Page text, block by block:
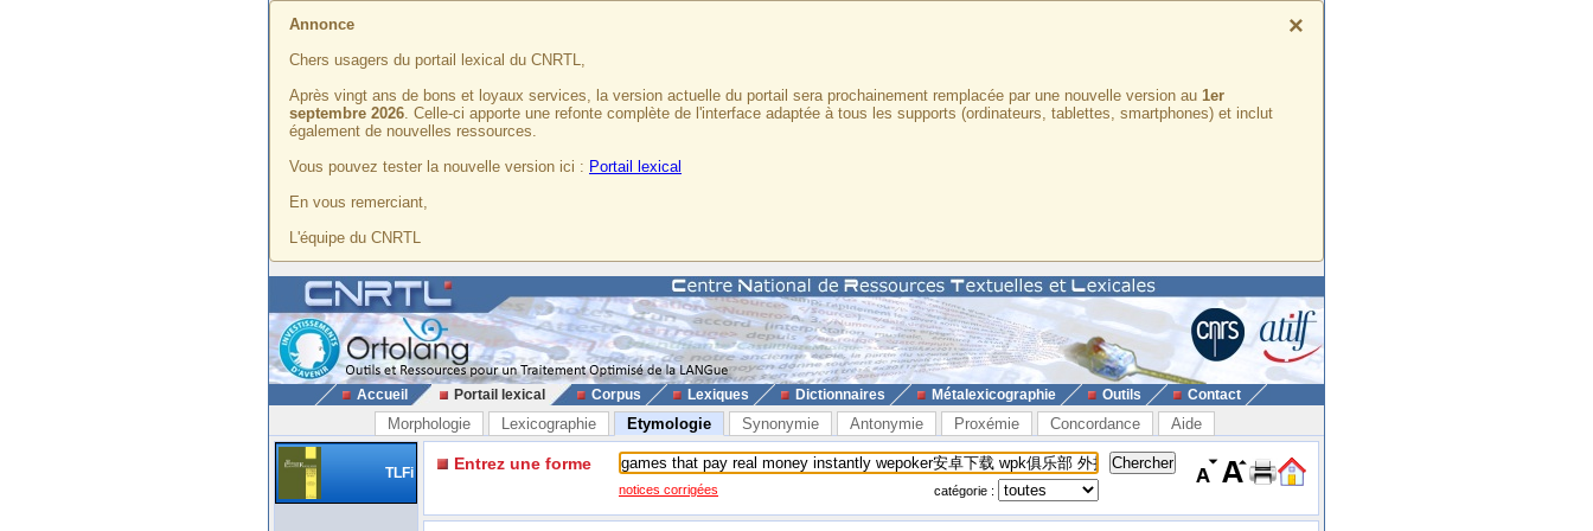
×
Annonce
Chers usagers du portail lexical du CNRTL,
Après vingt ans de bons et loyaux services, la version actuelle du portail sera prochainement remplacée par une nouvelle version au 1er
septembre 2026. Celle-ci apporte une refonte complète de l'interface adaptée à tous les supports (ordinateurs, tablettes, smartphones) et inclut
également de nouvelles ressources.
Vous pouvez tester la nouvelle version ici : Portail lexical
En vous remerciant,
L'équipe du CNRTL
Accueil Portail lexical Corpus Lexiques Dictionnaires Métalexicographie Outils Contact
Morphologie Lexicographie Etymologie Synonymie Antonymie Proxémie Concordance Aide
TLFi Entrez une forme
notices corrigées catégorie :